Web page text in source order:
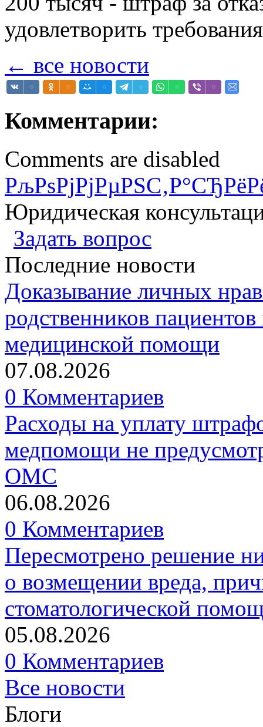
удовлетворить
← все новости
Комментарии:
Comments are disabled
Юридическая
Задать вопрос
Последние новости
Доказывание личных
родственников
медицинской помощи
07.08.2026
0 Комментариев
Расходы на уплату
медпомощи не
ОМС
06.08.2026
0 Комментариев
Пересмотрено решение
о возмещении вреда,
стоматологической
05.08.2026
0 Комментариев
Все новости
Блоги